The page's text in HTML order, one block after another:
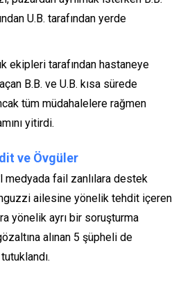
U.B. tarafından yerde
ekipleri tarafından hastaneye
B.B. ve U.B. kısa sürede
tüm müdahalelere rağmen
yitirdi.
ve Övgüler
medyada fail zanlılara destek
ailesine yönelik tehdit içeren
yönelik ayrı bir soruşturma
alınan 5 şüpheli de